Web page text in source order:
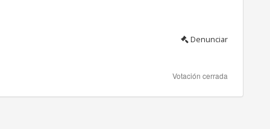
Denunciar
Votación cerrada